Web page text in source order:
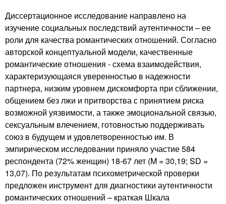
Диссертационное исследование направлено на
изучение социальных последствий аутентичности – ее
роли для качества романтических отношений. Согласно
авторской концептуальной модели, качественные
романтические отношения - схема взаимодействия,
характеризующаяся уверенностью в надежности
партнера, низким уровнем дискомфорта при сближении,
общением без лжи и притворства с принятием риска
возможной уязвимости, а также эмоциональной связью,
сексуальным влечением, готовностью поддерживать
союз в будущем и удовлетворенностью им. В
эмпирическом исследовании приняло участие 584
респондента (72% женщин) 18-67 лет (M = 30,19; SD =
13,07). По результатам психометрической проверки
предложен инструмент для диагностики аутентичности
романтических отношений – краткая Шкала